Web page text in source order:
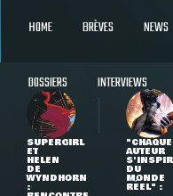
HOME BRÈVES NEWS
DOSSIERS INTERVIEWS
SUPERGIRL
ET
HELEN
DE
WYNDHORN
:
"CHAQUE
AUTEUR
DU
MONDE
RÉEL" :